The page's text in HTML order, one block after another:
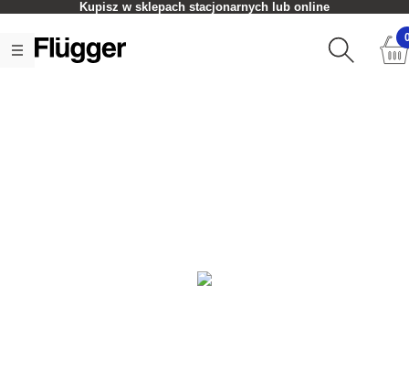
Kupisz w sklepach stacjonarnych lub online